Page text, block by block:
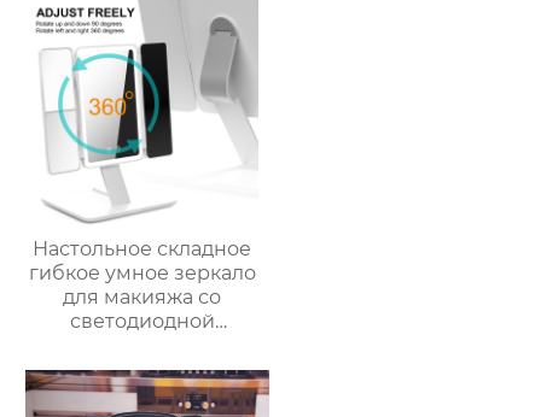
Настольное складное
гибкое умное зеркало
для макияжа со
светодиодной